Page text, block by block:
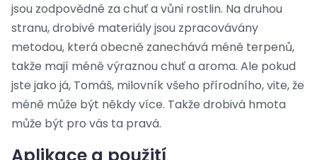
jsou zodpovědné za chuť a vůni rostlin. Na druhou
stranu, drobivé materiály jsou zpracovávány
metodou, která obecně zanechává méně terpenů,
takže mají méně výraznou chuť a aroma. Ale pokud
jste jako já, Tomáš, milovník všeho přírodního, vite, že
méně může být někdy více. Takže drobivá hmota
může být pro vás ta pravá.